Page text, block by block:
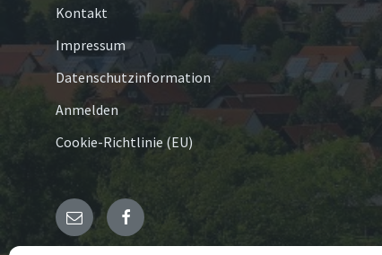
Kontakt
Impressum
Datenschutzinformation
Anmelden
Cookie-Richtlinie (EU)
E- Facebook